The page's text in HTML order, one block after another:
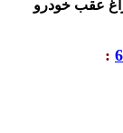
عقب خودرو
: